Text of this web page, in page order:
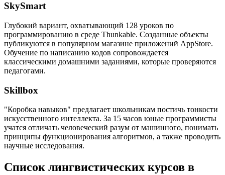
SkySmart
Глубокий вариант, охватывающий 128 уроков по
программированию в среде Thunkable. Созданные объекты
публикуются в популярном магазине приложений AppStore.
Обучение по написанию кодов сопровождается
классическими домашними заданиями, которые проверяются
педагогами.
Skillbox
"Коробка навыков" предлагает школьникам постичь тонкости
искусственного интеллекта. За 15 часов юные программисты
учатся отличать человеческий разум от машинного, понимать
принципы функционирования алгоритмов, а также проводить
научные исследования.
Список лингвистических курсов в